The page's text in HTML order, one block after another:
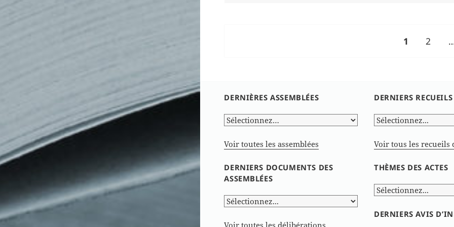
PAGE
1 Page
2
DERNIÈRES ASSEMBLÉES
Voir toutes les assemblées
DERNIERS DOCUMENTS DES
ASSEMBLÉES
Voir toutes les délibérations
DERNIERS RECUEILS
Voir tous les recueils
THÈMES DES ACTES
DERNIERS AVIS